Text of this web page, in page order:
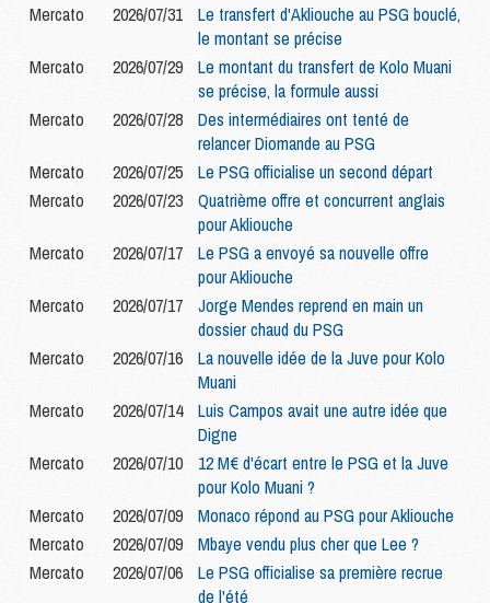
Mercato
2026/07/31
Le transfert d'Akliouche au PSG bouclé,
le montant se précise
Mercato
2026/07/29
Le montant du transfert de Kolo Muani
se précise, la formule aussi
Mercato
2026/07/28
Des intermédiaires ont tenté de
relancer Diomande au PSG
Mercato
2026/07/25
Le PSG officialise un second départ
Mercato
2026/07/23
Quatrième offre et concurrent anglais
pour Akliouche
Mercato
2026/07/17
Le PSG a envoyé sa nouvelle offre
pour Akliouche
Mercato
2026/07/17
Jorge Mendes reprend en main un
dossier chaud du PSG
Mercato
2026/07/16
La nouvelle idée de la Juve pour Kolo
Muani
Mercato
2026/07/14
Luis Campos avait une autre idée que
Digne
Mercato
2026/07/10
12 M€ d'écart entre le PSG et la Juve
pour Kolo Muani ?
Mercato
2026/07/09
Monaco répond au PSG pour Akliouche
Mercato
2026/07/09
Mbaye vendu plus cher que Lee ?
Mercato
2026/07/06
Le PSG officialise sa première recrue
de l'été